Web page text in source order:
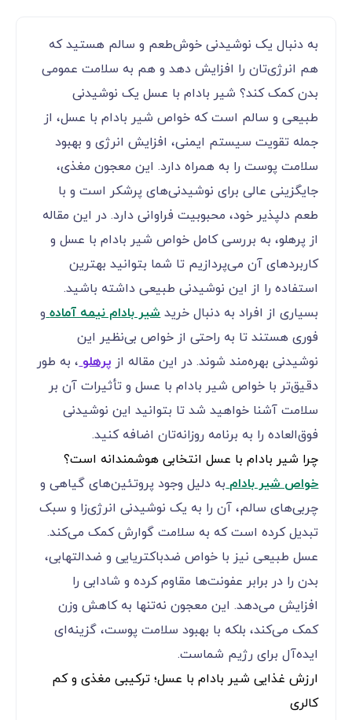
به دنبال یک نوشیدنی خوش‌طعم و سالم هستید که
هم انرژی‌تان را افزایش دهد و هم به سلامت عمومی
بدن کمک کند؟ شیر بادام با عسل یک نوشیدنی
طبیعی و سالم است که خواص شیر بادام با عسل، از
جمله تقویت سیستم ایمنی، افزایش انرژی و بهبود
سلامت پوست را به همراه دارد. این معجون مغذی،
جایگزینی عالی برای نوشیدنی‌های پرشکر است و با
طعم دلپذیر خود، محبوبیت فراوانی دارد. در این مقاله
از پرهلو، به بررسی کامل خواص شیر بادام با عسل و
کاربردهای آن می‌پردازیم تا شما بتوانید بهترین
استفاده را از این نوشیدنی طبیعی داشته باشید.
بسیاری از افراد به دنبال خریدشیر بادام نیمه آماده و
فوری هستند تا به راحتی از خواص بی‌نظیر این
نوشیدنی بهره‌مند شوند. در این مقاله از پرهلو ، به طور
دقیق‌تر با خواص شیر بادام با عسل و تأثیرات آن بر
سلامت آشنا خواهید شد تا بتوانید این نوشیدنی
فوق‌العاده را به برنامه روزانه‌تان اضافه کنید.
چرا شیر بادام با عسل انتخابی هوشمندانه است؟
خواص شیر بادام به دلیل وجود پروتئین‌های گیاهی و
چربی‌های سالم، آن را به یک نوشیدنی انرژی‌زا و سبک
تبدیل کرده است که به سلامت گوارش کمک می‌کند.
عسل طبیعی نیز با خواص ضدباکتریایی و ضدالتهابی،
بدن را در برابر عفونت‌ها مقاوم کرده و شادابی را
افزایش می‌دهد. این معجون نه‌تنها به کاهش وزن
کمک می‌کند، بلکه با بهبود سلامت پوست، گزینه‌ای
ایده‌آل برای رژیم شماست.
ارزش غذایی شیر بادام با عسل؛ ترکیبی مغذی و کم
کالری